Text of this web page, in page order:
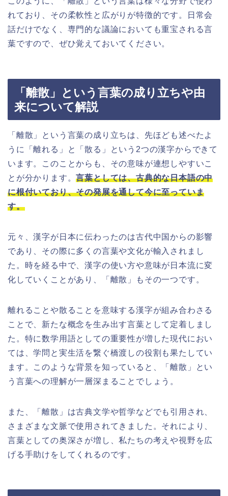
れており、その柔軟性と広がりが特徴的です。日常会
話だけでなく、専門的な議論においても重宝される言
葉ですので、ぜひ覚えておいてください。
「離散」という言葉の成り立ちや由
来について解説
「離散」という言葉の成り立ちは、先ほども述べたよ
うに「離れる」と「散る」という2つの漢字からできて
います。このことからも、その意味が連想しやすいこ
とが分かります。言葉としては、古典的な日本語の中
に根付いており、その発展を通して今に至っていま
す。
元々、漢字が日本に伝わったのは古代中国からの影響
であり、その際に多くの言葉や文化が輸入されまし
た。時を経る中で、漢字の使い方や意味が日本流に変
化していくことがあり、「離散」もその一つです。
離れることや散ることを意味する漢字が組み合わさる
ことで、新たな概念を生み出す言葉として定着しまし
た。特に数学用語としての重要性が増した現代におい
ては、学問と実生活を繋ぐ橋渡しの役割も果たしてい
ます。このような背景を知っていると、「離散」とい
う言葉への理解が一層深まることでしょう。
また、「離散」は古典文学や哲学などでも引用され、
さまざまな文脈で使用されてきました。それにより、
言葉としての奥深さが増し、私たちの考えや視野を広
げる手助けをしてくれるのです。